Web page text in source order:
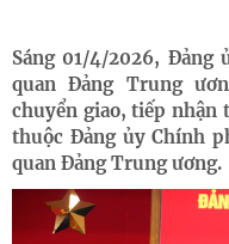
Sáng 01/4/2026, Đảng
quan Đảng Trung
chuyển giao, tiếp nhận
thuộc Đảng ủy Chính
quan Đảng Trung ương.